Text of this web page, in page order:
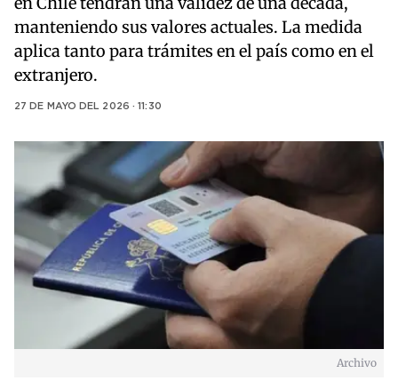
manteniendo sus valores actuales. La medida
aplica tanto para trámites en el país como en el
extranjero.
27 DE MAYO DEL 2026 · 11:30
Archivo